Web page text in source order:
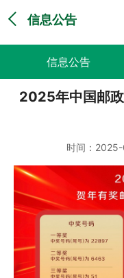
信息公告
信息公告
采购公告公示
2025年中国邮
时间：